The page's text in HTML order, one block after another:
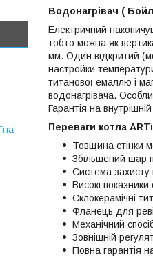
Водонагрівач (
Електричний
тобто можна як
мм. Один відкритий
настройки
титанової емаллю і
водонагрівача.
Гарантія на
Переваги котла
Товщина стінки
Збільшений шар
Система захисту
Високі
Склокерамічні
Фланець для
Механічний
Зовнішній
Повна гарантія